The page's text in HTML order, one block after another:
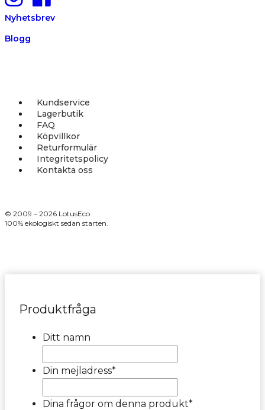
Nyhetsbrev
Blogg
Kundservice
Lagerbutik
FAQ
Köpvillkor
Returformulär
Integritetspolicy
Kontakta oss
© 2009 – 2026 LotusEco
100% ekologiskt sedan starten.
Produktfråga
Ditt namn
Din mejladress*
Dina frågor om denna produkt*